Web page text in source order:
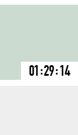
01:29:14